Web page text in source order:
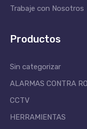
Trabaje con Nosotros
Productos
Sin categorizar
ALARMAS CONTRA
CCTV
HERRAMIENTAS